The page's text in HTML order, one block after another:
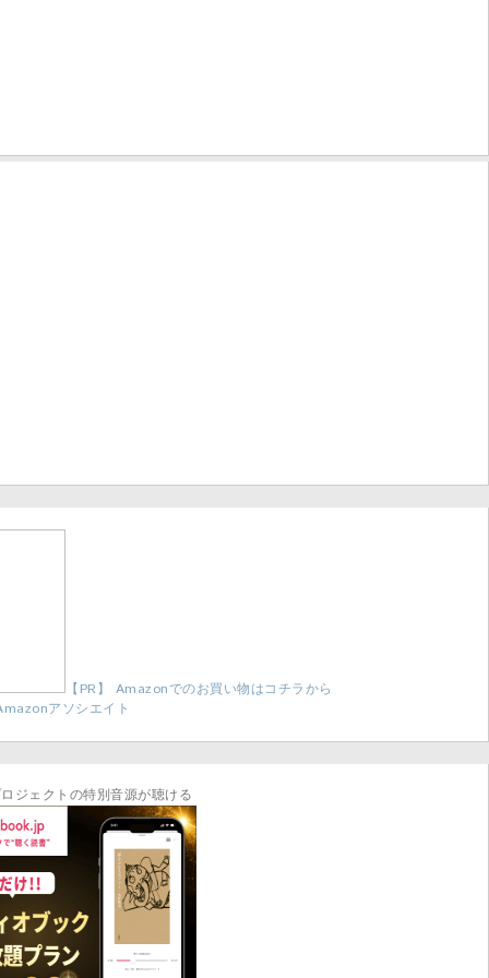
【PR】 Amazonでのお買い物はコチラから
アソシエイト
ジェクトの特別音源が聴ける